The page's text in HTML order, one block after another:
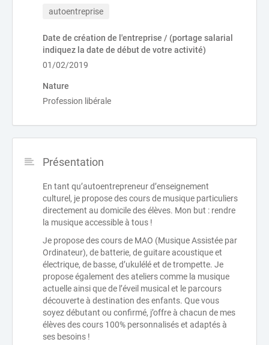
autoentreprise
Date de création de l'entreprise / (portage salarial
indiquez la date de début de votre activité)
01/02/2019
Nature
Profession libérale
Présentation
En tant qu’autoentrepreneur d’enseignement
culturel, je propose des cours de musique particuliers
directement au domicile des élèves. Mon but : rendre
la musique accessible à tous !
Je propose des cours de MAO (Musique Assistée par
Ordinateur), de batterie, de guitare acoustique et
électrique, de basse, d’ukulélé et de trompette. Je
propose également des ateliers comme la musique
actuelle ainsi que de l’éveil musical et le parcours
découverte à destination des enfants. Que vous
soyez débutant ou confirmé, j’offre à chacun de mes
élèves des cours 100% personnalisés et adaptés à
ses besoins !